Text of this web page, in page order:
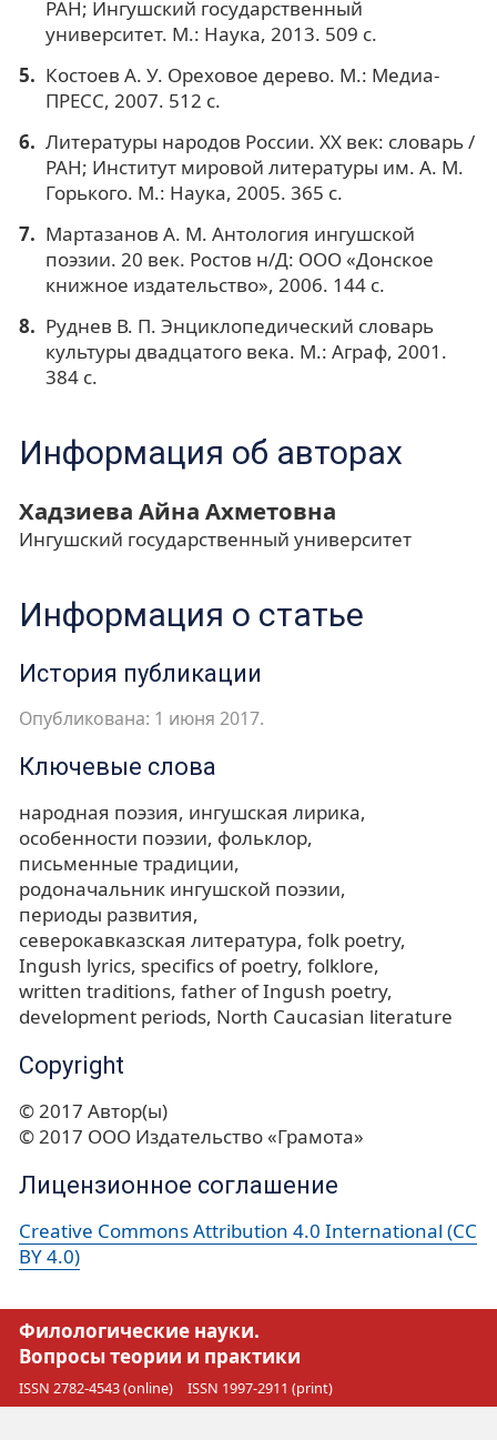
РАН; Ингушский государственный
университет. М.: Наука, 2013. 509 с.
Костоев А. У. Ореховое дерево. М.: Медиа-
ПРЕСС, 2007. 512 с.
Литературы народов России. XX век: словарь /
РАН; Институт мировой литературы им. А. М.
Горького. М.: Наука, 2005. 365 с.
Мартазанов А. М. Антология ингушской
поэзии. 20 век. Ростов н/Д: ООО «Донское
книжное издательство», 2006. 144 с.
Руднев В. П. Энциклопедический словарь
культуры двадцатого века. М.: Аграф, 2001.
384 с.
Информация об авторах
Хадзиева Айна Ахметовна
Ингушский государственный университет
Информация о статье
История публикации
Опубликована: 1 июня 2017.
Ключевые слова
народная поэзия ингушская лирика
особенности поэзии фольклор
письменные традиции
родоначальник ингушской поэзии
периоды развития
северокавказская литература folk poetry
Ingush lyrics specifics of poetry folklore
written traditions father of Ingush poetry
development periods North Caucasian literature
Copyright
© 2017 Автор(ы)
© 2017 ООО Издательство «Грамота»
Лицензионное соглашение
Creative Commons Attribution 4.0 International (CC
BY 4.0)
Филологические науки.
Вопросы теории и практики
ISSN 2782-4543 (online) ISSN 1997-2911 (print)